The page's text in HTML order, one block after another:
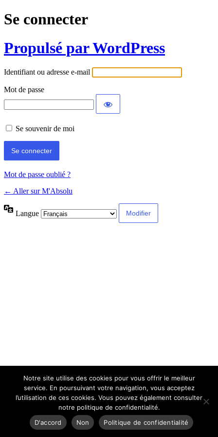
Se connecter
Propulsé par WordPress
Identifiant ou adresse e-mail
Mot de passe
Se souvenir de moi
Mot de passe oublié ?
← Aller sur M'Absolu
Langue
Notre site utilise des cookies pour vous offrir le meilleur
service. En poursuivant votre navigation, vous acceptez
l’utilisation de ces cookies. Vous pouvez également consulter
notre politique de confidentialité.
D'accord
Non Politique de confidentialité